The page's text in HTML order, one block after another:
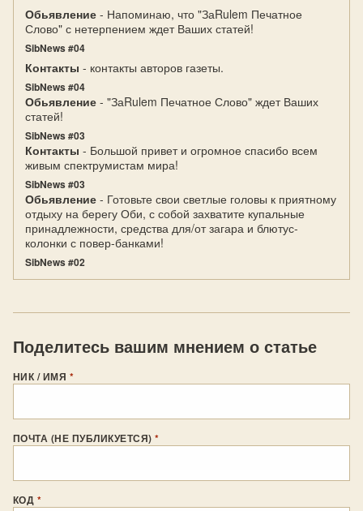
Обьявление - Напоминаю, что "ЗаRulem Печатное
Слово" с нетерпением ждет Ваших статей!
SibNews #04
Контакты - контакты авторов газеты.
SibNews #04
Обьявление - "ЗаRulem Печатное Слово" ждет Ваших
статей!
SibNews #03
Контакты - Большой привет и огромное спасибо всем
живым спектрумистам мира!
SibNews #03
Обьявление - Готовьте свои светлые головы к приятному
отдыху на берегу Оби, с собой захватите купальные
принадлежности, средства для/от загара и блютус-
колонки с повер-банками!
SibNews #02
Поделитесь вашим мнением о статье
НИК / ИМЯ *
ПОЧТА (НЕ ПУБЛИКУЕТСЯ)*
КОД *